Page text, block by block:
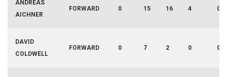
ANDREAS
AICHNER
FORWARD 0 15 16 4 0
DAVID
COLDWELL
FORWARD 0 7 2 0 0